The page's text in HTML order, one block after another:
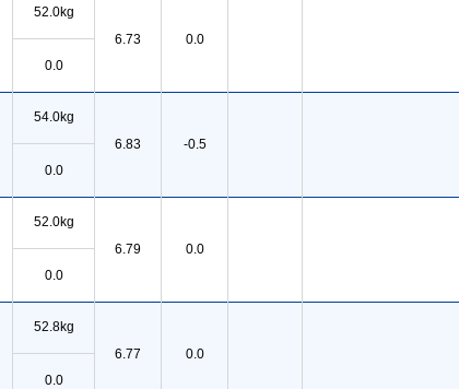
52.0kg
6.73
0.0
0.0
54.0kg
6.83
-0.5
0.0
52.0kg
6.79
0.0
0.0
52.8kg
6.77
0.0
0.0